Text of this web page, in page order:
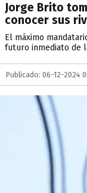
Jorge Brito
conocer sus
El máximo
futuro inmediato de
Publicado: 06-12-2024